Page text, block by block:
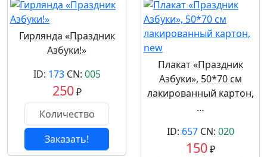
Гирлянда «Праздник
Азбуки!»
ID: 173CN: 005
250₽
Заказать!
Плакат «Праздник
Азбуки», 50*70 см
лакированный картон,
…
ID: 657CN: 020
150₽